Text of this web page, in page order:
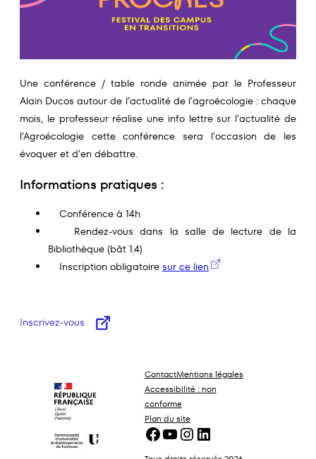
Une conférence / table ronde animée par le Professeur
Alain Ducos autour de l’actualité de l’agroécologie : chaque
mois, le professeur réalise une info lettre sur l'actualité de
l'Agroécologie cette conférence sera l'occasion de les
évoquer et d'en débattre.
Informations pratiques :
Conférence à 14h
Rendez-vous dans la salle de lecture de la
Bibliothèque (bât 1.4)
Inscription obligatoire sur ce lien
Inscrivez-vous
ContactMentions légales
Accessibilité : non
conforme
Plan du site
Facebook YouTube Instagram LinkedIn